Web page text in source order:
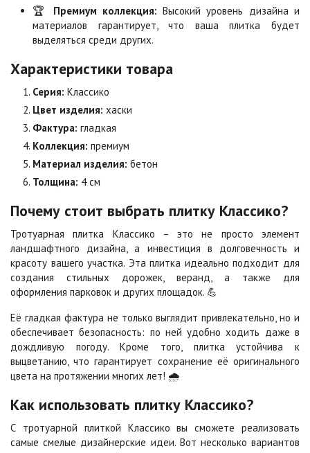
Мокко
Цена по запросу
Неаполь
Цена по запросу
Оранжевая
Цена по запросу
Особая серия
Цена по запросу
Цена по запросу
Серая
Цена по запросу
Серо-белая
Цена по запросу
Сомон
Цена по запросу
Сорренто
Цена по запросу
Степь
Цена по запросу
Стоун
Цена по запросу
Черная Черно-белая
🏆 Премиум коллекция: Высокий уровень дизайна и
материалов гарантирует, что ваша плитка будет
выделяться среди других.
Характеристики товара
Серия: Классико
Цвет изделия: хаски
Фактура: гладкая
Коллекция: премиум
Материал изделия: бетон
Толщина: 4 см
Почему стоит выбрать плитку Классико?
Тротуарная плитка Классико – это не просто элемент
ландшафтного дизайна, а инвестиция в долговечность и
красоту вашего участка. Эта плитка идеально подходит для
создания стильных дорожек, веранд, а также для
оформления парковок и других площадок. 💪
Её гладкая фактура не только выглядит привлекательно, но и
обеспечивает безопасность: по ней удобно ходить даже в
дождливую погоду. Кроме того, плитка устойчива к
выцветанию, что гарантирует сохранение её оригинального
цвета на протяжении многих лет! 🌧️
Как использовать плитку Классико?
С тротуарной плиткой Классико вы сможете реализовать
самые смелые дизайнерские идеи. Вот несколько вариантов